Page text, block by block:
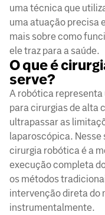
uma técnica que
uma atuação precisa
mais sobre como
ele traz para a saúde.
O que é
serve?
A robótica
para cirurgias de alta
ultrapassar as
laparoscópica. Nesse
cirurgia robótica é a
execução completa
os métodos
intervenção direta do
instrumentalmente.